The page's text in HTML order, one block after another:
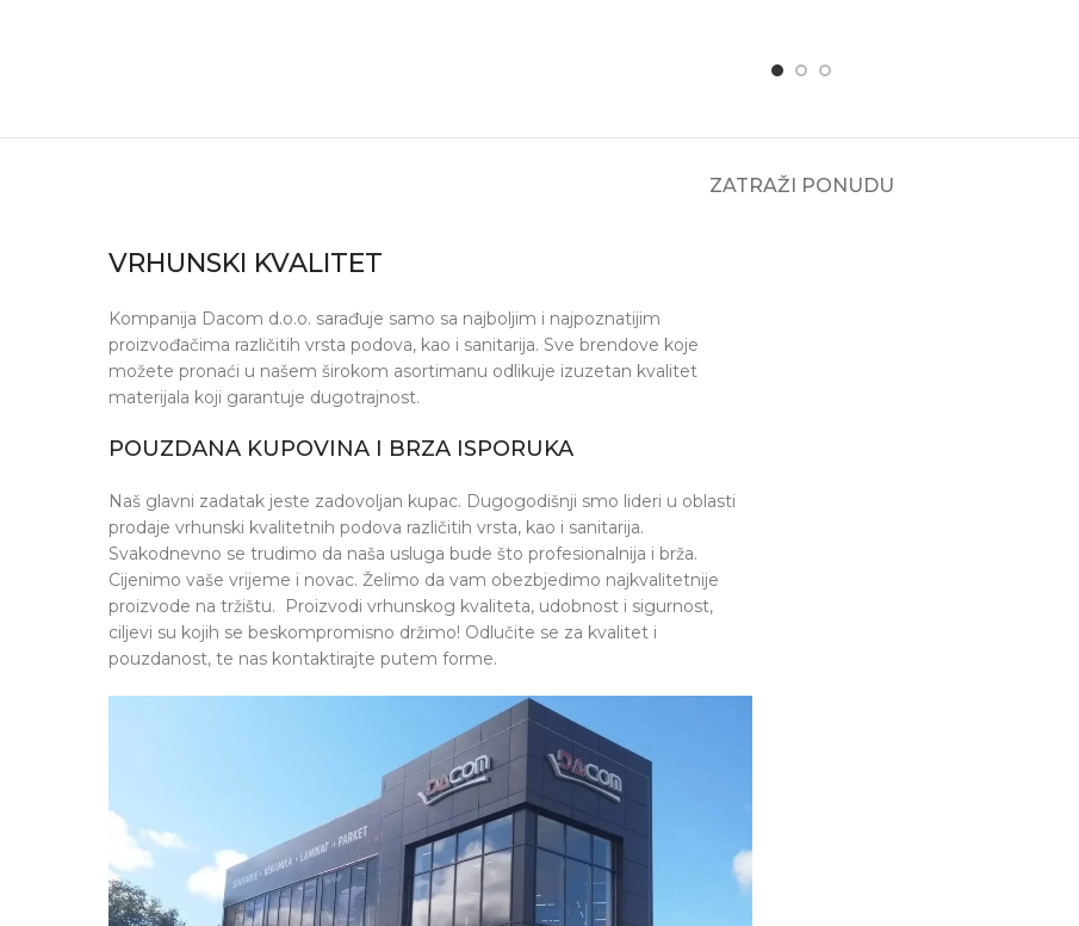
ZATRAŽI PONUDU
VRHUNSKI KVALITET
Kompanija Dacom d.o.o. sarađuje samo sa najboljim i najpoznatijim
proizvođačima različitih vrsta podova, kao i sanitarija. Sve brendove koje
možete pronaći u našem širokom asortimanu odlikuje izuzetan kvalitet
materijala koji garantuje dugotrajnost.
POUZDANA KUPOVINA I BRZA ISPORUKA
Naš glavni zadatak jeste zadovoljan kupac. Dugogodišnji smo lideri u oblasti
prodaje vrhunski kvalitetnih podova različitih vrsta, kao i sanitarija.
Svakodnevno se trudimo da naša usluga bude što profesionalnija i brža.
Cijenimo vaše vrijeme i novac. Želimo da vam obezbjedimo najkvalitetnije
proizvode na tržištu. Proizvodi vrhunskog kvaliteta, udobnost i sigurnost,
ciljevi su kojih se beskompromisno držimo! Odlučite se za kvalitet i
pouzdanost, te nas kontaktirajte putem forme.